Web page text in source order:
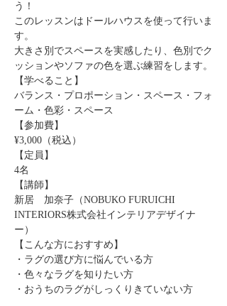
う！
このレッスンはドールハウスを使って行いま
す。
大きさ別でスペースを実感したり、色別でク
ッションやソファの色を選ぶ練習をします。
【学べること】
バランス・プロポーション・スペース・フォ
ーム・色彩・スペース
【参加費】
¥3,000（税込）
【定員】
4名
【講師】
新居　加奈子（NOBUKO FURUICHI
INTERIORS株式会社インテリアデザイナ
ー）
【こんな方におすすめ】
・ラグの選び方に悩んでいる方
・色々なラグを知りたい方
・おうちのラグがしっくりきていない方